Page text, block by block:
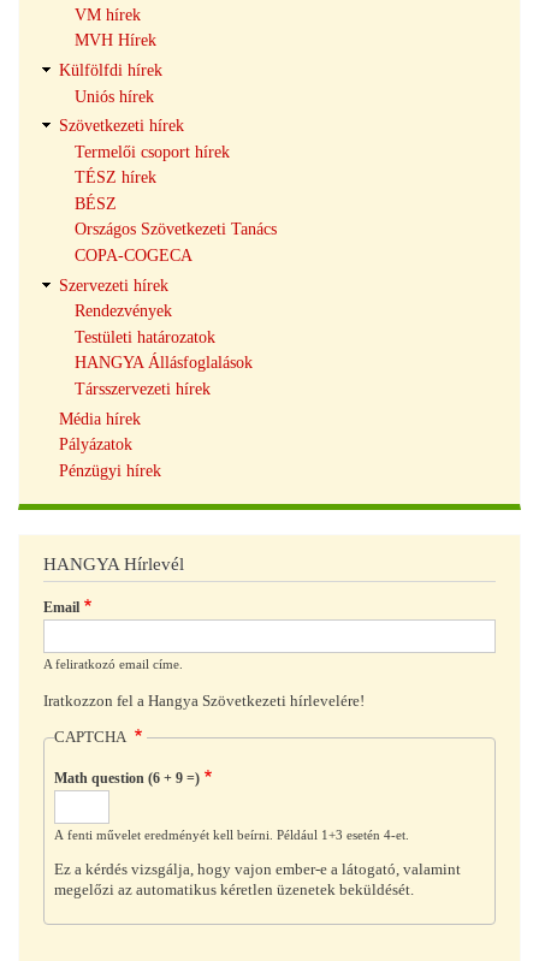
VM hírek
MVH Hírek
Külfölfdi hírek
Uniós hírek
Szövetkezeti hírek
Termelői csoport hírek
TÉSZ hírek
BÉSZ
Országos Szövetkezeti Tanács
COPA-COGECA
Szervezeti hírek
Rendezvények
Testületi határozatok
HANGYA Állásfoglalások
Társszervezeti hírek
Média hírek
Pályázatok
Pénzügyi hírek
HANGYA Hírlevél
Email
A feliratkozó email címe.
Iratkozzon fel a Hangya Szövetkezeti hírlevelére!
CAPTCHA
Math question (6 + 9 =)
A fenti művelet eredményét kell beírni. Például 1+3 esetén 4-et.
Ez a kérdés vizsgálja, hogy vajon ember-e a látogató, valamint
megelőzi az automatikus kéretlen üzenetek beküldését.